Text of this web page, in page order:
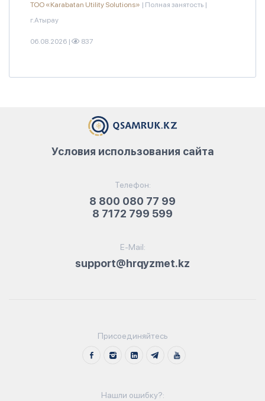
ТОО «Karabatan Utility Solutions» | Полная занятость |
г.Атырау
06.08.2026 | 837
Телефон:
8 800 080 77 99
8 7172 799 599
E-Mail:
support@hrqyzmet.kz
Условия использования сайта
Присоединяйтесь
Нашли ошибку?: